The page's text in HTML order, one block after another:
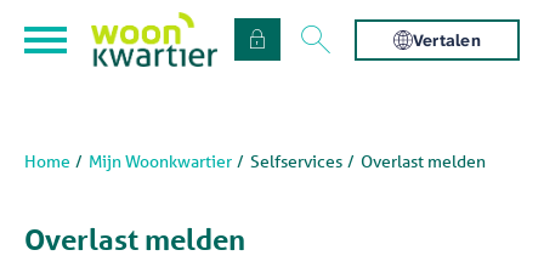
Naar de homepage
Ga naar Hoofd Vertalen
Home Mijn Woonkwartier Selfservices Overlast melden
Overlast melden